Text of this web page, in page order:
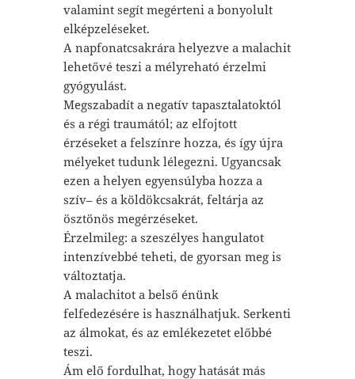
valamint segít megérteni a bonyolult
elképzeléseket.
A napfonatcsakrára helyezve a malachit
lehetővé teszi a mélyreható érzelmi
gyógyulást.
Megszabadít a negatív tapasztalatoktól
és a régi traumától; az elfojtott
érzéseket a felszínre hozza, és így újra
mélyeket tudunk lélegezni. Ugyancsak
ezen a helyen egyensúlyba hozza a
szív– és a köldökcsakrát, feltárja az
ösztönös megérzéseket.
Érzelmileg: a szeszélyes hangulatot
intenzívebbé teheti, de gyorsan meg is
változtatja.
A malachitot a belső énünk
felfedezésére is használhatjuk. Serkenti
az álmokat, és az emlékezetet előbbé
teszi.
Ám elő fordulhat, hogy hatását más